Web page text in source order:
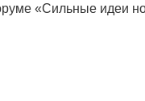
«Сильные идеи